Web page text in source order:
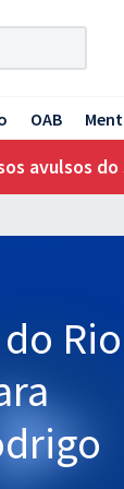
OAB
avulsos do
Rio